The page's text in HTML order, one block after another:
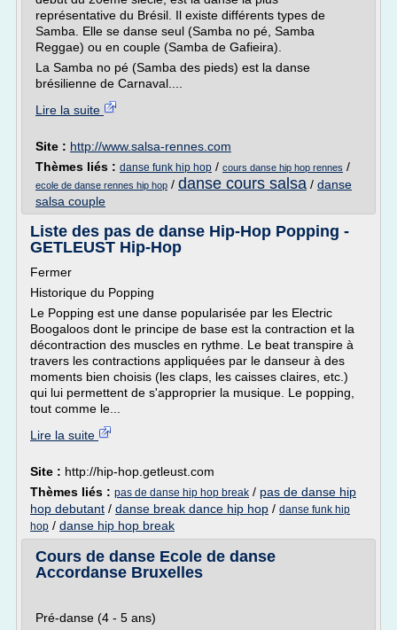
représentative du Brésil. Il existe différents types de
Samba. Elle se danse seul (Samba no pé, Samba
Reggae) ou en couple (Samba de Gafieira).
La Samba no pé (Samba des pieds) est la danse
brésilienne de Carnaval....
Lire la suite
Site : http://www.salsa-rennes.com
Thèmes liés : danse funk hip hop / cours danse hip hop rennes /
ecole de danse rennes hip hop / danse cours salsa / danse
salsa couple
Liste des pas de danse Hip-Hop Popping -
GETLEUST Hip-Hop
Fermer
Historique du Popping
Le Popping est une danse popularisée par les Electric
Boogaloos dont le principe de base est la contraction et la
décontraction des muscles en rythme. Le beat transpire à
travers les contractions appliquées par le danseur à des
moments bien choisis (les claps, les caisses claires, etc.)
qui lui permettent de s'approprier la musique. Le popping,
tout comme le...
Lire la suite
Site : http://hip-hop.getleust.com
Thèmes liés : pas de danse hip hop break / pas de danse hip
hop debutant / danse break dance hip hop / danse funk hip
hop / danse hip hop break
Cours de danse Ecole de danse
Accordanse Bruxelles
Pré-danse (4 - 5 ans)